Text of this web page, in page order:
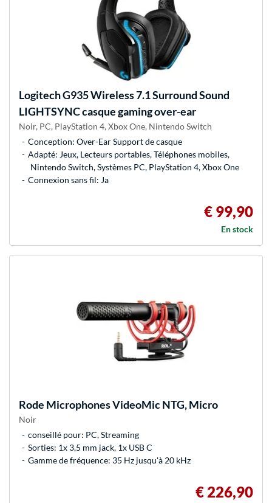
LogitechG935 Wireless 7.1 Surround Sound
LIGHTSYNC casque gaming over-ear
Noir, PC, PlayStation 4, Xbox One, Nintendo Switch
Conception: Over-Ear Support de casque
Adapté: Jeux, Lecteurs portables, Téléphones mobiles,
Nintendo Switch, Systèmes PC, PlayStation 4, Xbox One
Connexion sans fil: Ja
€ 99,90
En stock
Rode MicrophonesVideoMic NTG, Micro
Noir
conseillé pour: PC, Streaming
Sorties: 1x 3,5 mm jack, 1x USB C
Gamme de fréquence: 35 Hz jusqu'à 20 kHz
€ 226,90